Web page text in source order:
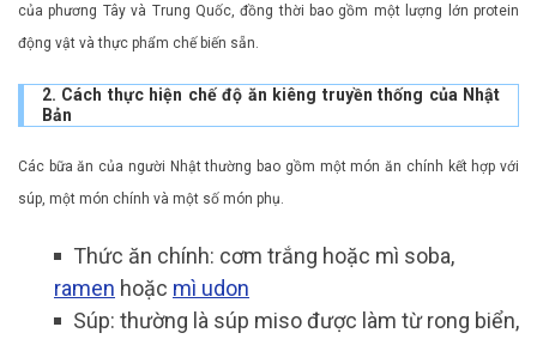
của phương Tây và Trung Quốc, đồng thời bao gồm một lượng lớn protein
động vật và thực phẩm chế biến sẵn.
2. Cách thực hiện chế độ ăn kiêng truyền thống của Nhật
Bản
Các bữa ăn của người Nhật thường bao gồm một món ăn chính kết hợp với
súp, một món chính và một số món phụ.
Thức ăn chính: cơm trắng hoặc mì soba,
ramen hoặc mì udon
Súp: thường là súp miso được làm từ rong biển,